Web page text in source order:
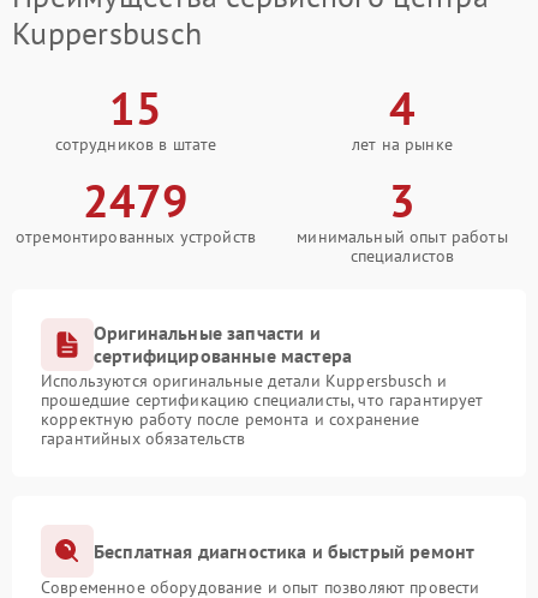
Kuppersbusch
15
сотрудников в штате
4
лет на рынке
2479
отремонтированных устройств
3
минимальный опыт работы
специалистов
Оригинальные запчасти и
сертифицированные мастера
Используются оригинальные детали Kuppersbusch и
прошедшие сертификацию специалисты, что гарантирует
корректную работу после ремонта и сохранение
гарантийных обязательств
Бесплатная диагностика и быстрый ремонт
Современное оборудование и опыт позволяют провести